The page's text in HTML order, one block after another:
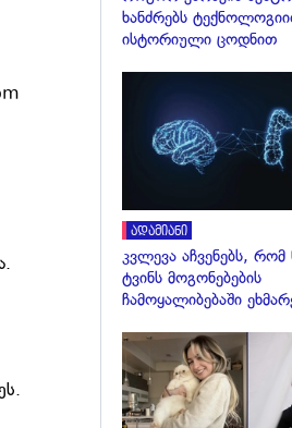
ხანძრებს
ისტორიული ცოდნით
ადამიანი
კვლევა აჩვენებს, რომ
ტვინს მოგონებების
ჩამოყალიბებაში